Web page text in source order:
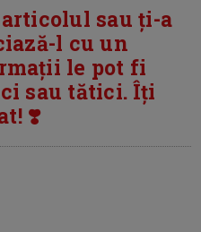
sau ți-a
l cu un
le pot fi
sau tătici. Îți
❣️